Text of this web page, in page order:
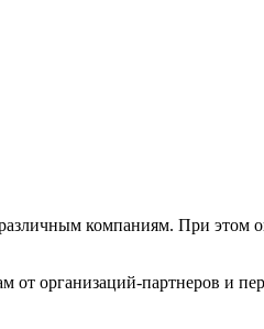
компаниям. При этом
организаций-партнеров и